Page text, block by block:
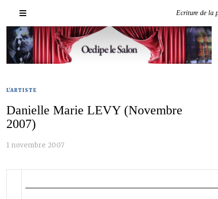
Ecriture de la
L'ARTISTE
Danielle Marie LEVY (Novembre
2007)
1 novembre 2007